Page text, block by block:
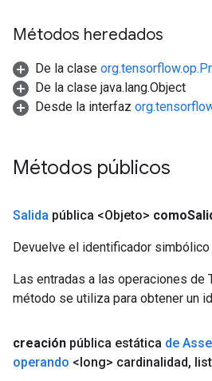
Métodos heredados
De la clase
De la clase java.lang.Object
Desde la interfaz
Métodos públicos
Salida pública <Objeto> como
Devuelve el identificador simbólico
Las entradas a las operaciones de
método se utiliza para obtener un
creación pública estática de
operando <long> cardinalidad,